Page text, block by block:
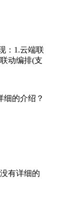
：1.云端联
动编排(支
细的介绍？
有详细的